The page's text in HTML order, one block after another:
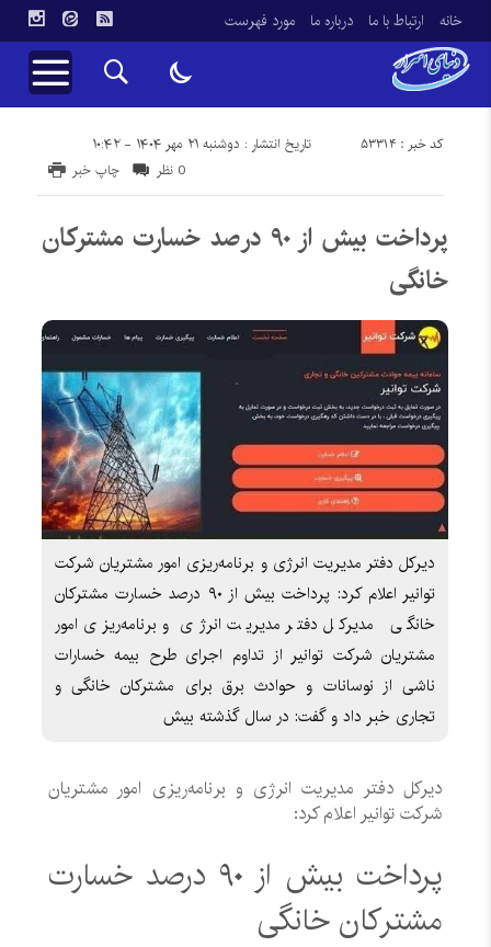
خانه ارتباط با ما درباره ما مورد فهرست
تاریخ انتشار : دوشنبه ۲۱ مهر ۱۴۰۴ - ۱۰:۴۲ کد خبر : 53314
چاپ خبر 0 نظر
پرداخت بیش از ۹۰ درصد خسارت مشترکان
خانگی
دیرکل دفتر مدیریت انرژی و برنامه‌ریزی امور مشتریان شرکت
توانیر اعلام کرد: پرداخت بیش از ۹۰ درصد خسارت مشترکان
خانگی مدیرکل دفتر مدیریت انرژی و برنامه‌ریزی امور
مشتریان شرکت توانیر از تداوم اجرای طرح بیمه خسارات
ناشی از نوسانات و حوادث برق برای مشترکان خانگی و
تجاری خبر داد و گفت: در سال گذشته بیش
دیرکل دفتر مدیریت انرژی و برنامه‌ریزی امور مشتریان
شرکت توانیر اعلام کرد:
پرداخت بیش از ۹۰ درصد خسارت
مشترکان خانگی